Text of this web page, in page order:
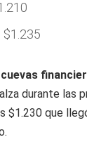
$1.235
cuevas
durante las
$1.230 que